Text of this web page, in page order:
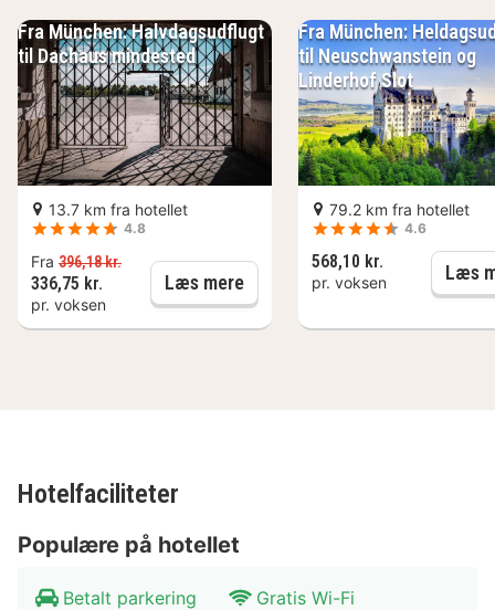
Fra München: Halvdagsudflugt
til Dachaus mindested
13.7 km fra hotellet
4.8
Fra 396,18 kr.
336,75 kr.
pr. voksen
Læs mereFra München:
Fra München:
til Neuschwanstein og
Linderhof Slot
79.2 km fra hotellet
4.6
568,10 kr.
pr. voksen Læs
Hotelfaciliteter
Populære på hotellet
Betalt parkering
Gratis Wi-Fi